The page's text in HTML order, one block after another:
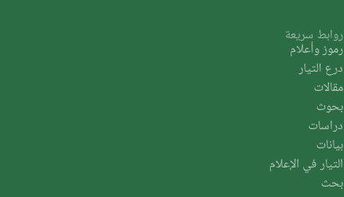
روابط سريعة
رموز وأعلام
درع التيار
مقالات
بحوث
دراسات
بيانات
التيار في الإعلام
بحث